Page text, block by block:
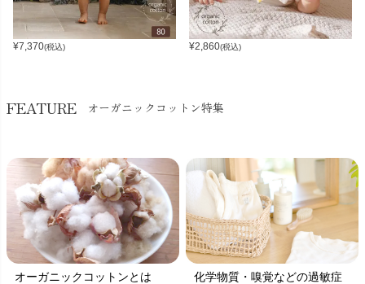
¥7,370(税込) ¥2,860(税込)
FEATURE オーガニックコットン特集
オーガニックコットンとは
化学物質・嗅覚などの過敏症